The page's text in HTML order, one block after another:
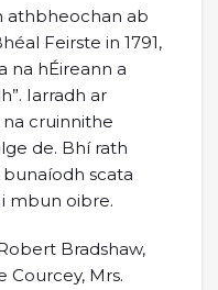
athbheochan ab
Feirste in 1791,
na hÉireann a
Iarradh ar
cruinnithe
de. Bhí rath
scata
mbun oibre.
Bradshaw,
Courcey, Mrs.